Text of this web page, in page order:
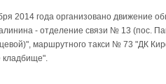
2014 года организовано движение
- отделение связи № 13 (пос.
маршрутного такси № 73 "ДК
кладбище".